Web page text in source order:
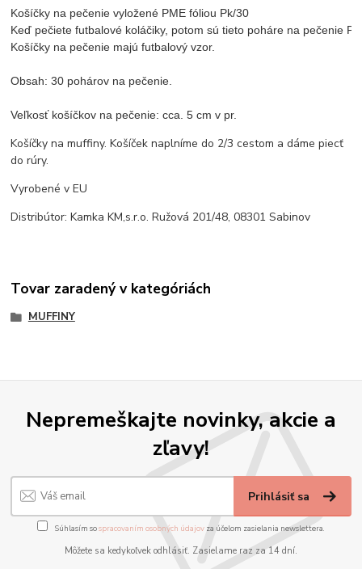
Košíčky na pečenie vyložené PME fóliou Pk/30
Keď pečiete futbalové koláčiky, potom sú tieto poháre na pečenie
Košíčky na pečenie majú futbalový vzor.
Obsah: 30 pohárov na pečenie.
Veľkosť košíčkov na pečenie: cca. 5 cm v pr.
Košíčky na muffiny. Košíček naplníme do 2/3 cestom a dáme piecť
do rúry.
Vyrobené v EU
Distribútor: Kamka KM,s.r.o. Ružová 201/48, 08301 Sabinov
Tovar zaradený v kategóriách
MUFFINY
Nepremeškajte novinky, akcie a
zľavy!
Prihlásiť sa
Súhlasím sospracovaním osobných údajov za účelom zasielania newslettera.
Môžete sa kedykoľvek odhlásiť. Zasielame raz za 14 dní.